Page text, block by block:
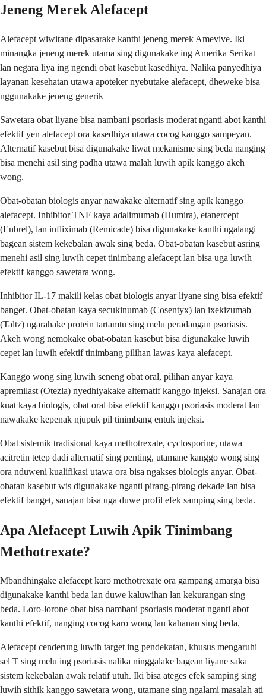
Jeneng Merek Alefacept
Alefacept wiwitane dipasarake kanthi jeneng merek Amevive. Iki
minangka jeneng merek utama sing digunakake ing Amerika Serikat
lan negara liya ing ngendi obat kasebut kasedhiya. Nalika panyedhiya
layanan kesehatan utawa apoteker nyebutake alefacept, dheweke bisa
nggunakake jeneng generik
Sawetara obat liyane bisa nambani psoriasis moderat nganti abot kanthi
efektif yen alefacept ora kasedhiya utawa cocog kanggo sampeyan.
Alternatif kasebut bisa digunakake liwat mekanisme sing beda nanging
bisa menehi asil sing padha utawa malah luwih apik kanggo akeh
wong.
Obat-obatan biologis anyar nawakake alternatif sing apik kanggo
alefacept. Inhibitor TNF kaya adalimumab (Humira), etanercept
(Enbrel), lan infliximab (Remicade) bisa digunakake kanthi ngalangi
bagean sistem kekebalan awak sing beda. Obat-obatan kasebut asring
menehi asil sing luwih cepet tinimbang alefacept lan bisa uga luwih
efektif kanggo sawetara wong.
Inhibitor IL-17 makili kelas obat biologis anyar liyane sing bisa efektif
banget. Obat-obatan kaya secukinumab (Cosentyx) lan ixekizumab
(Taltz) ngarahake protein tartamtu sing melu peradangan psoriasis.
Akeh wong nemokake obat-obatan kasebut bisa digunakake luwih
cepet lan luwih efektif tinimbang pilihan lawas kaya alefacept.
Kanggo wong sing luwih seneng obat oral, pilihan anyar kaya
apremilast (Otezla) nyedhiyakake alternatif kanggo injeksi. Sanajan ora
kuat kaya biologis, obat oral bisa efektif kanggo psoriasis moderat lan
nawakake kepenak njupuk pil tinimbang entuk injeksi.
Obat sistemik tradisional kaya methotrexate, cyclosporine, utawa
acitretin tetep dadi alternatif sing penting, utamane kanggo wong sing
ora nduweni kualifikasi utawa ora bisa ngakses biologis anyar. Obat-
obatan kasebut wis digunakake nganti pirang-pirang dekade lan bisa
efektif banget, sanajan bisa uga duwe profil efek samping sing beda.
Apa Alefacept Luwih Apik Tinimbang
Methotrexate?
Mbandhingake alefacept karo methotrexate ora gampang amarga bisa
digunakake kanthi beda lan duwe kaluwihan lan kekurangan sing
beda. Loro-lorone obat bisa nambani psoriasis moderat nganti abot
kanthi efektif, nanging cocog karo wong lan kahanan sing beda.
Alefacept cenderung luwih target ing pendekatan, khusus mengaruhi
sel T sing melu ing psoriasis nalika ninggalake bagean liyane saka
sistem kekebalan awak relatif utuh. Iki bisa ateges efek samping sing
luwih sithik kanggo sawetara wong, utamane sing ngalami masalah ati